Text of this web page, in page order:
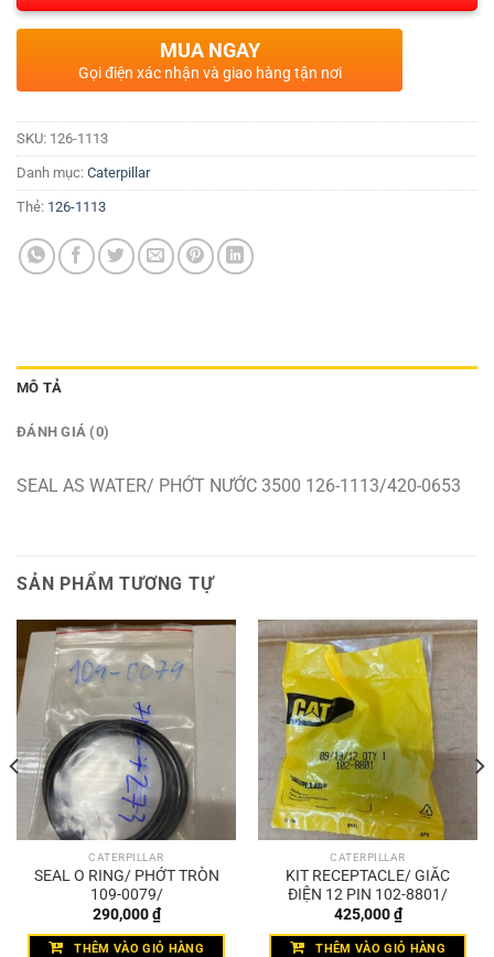
MUA NGAY
Gọi điện xác nhận và giao hàng tận nơi
SKU: 126-1113
Danh mục: Caterpillar
Thẻ: 126-1113
MÔ TẢ
ĐÁNH GIÁ (0)
SEAL AS WATER/ PHỚT NƯỚC 3500 126-1113/420-0653
SẢN PHẨM TƯƠNG TỰ
CATERPILLAR
SEAL O RING/ PHỚT TRÒN
109-0079/
290,000₫
THÊM VÀO GIỎ HÀNG
CATERPILLAR
KIT RECEPTACLE/ GIẮC
ĐIỆN 12 PIN 102-8801/
425,000₫
THÊM VÀO GIỎ HÀNG